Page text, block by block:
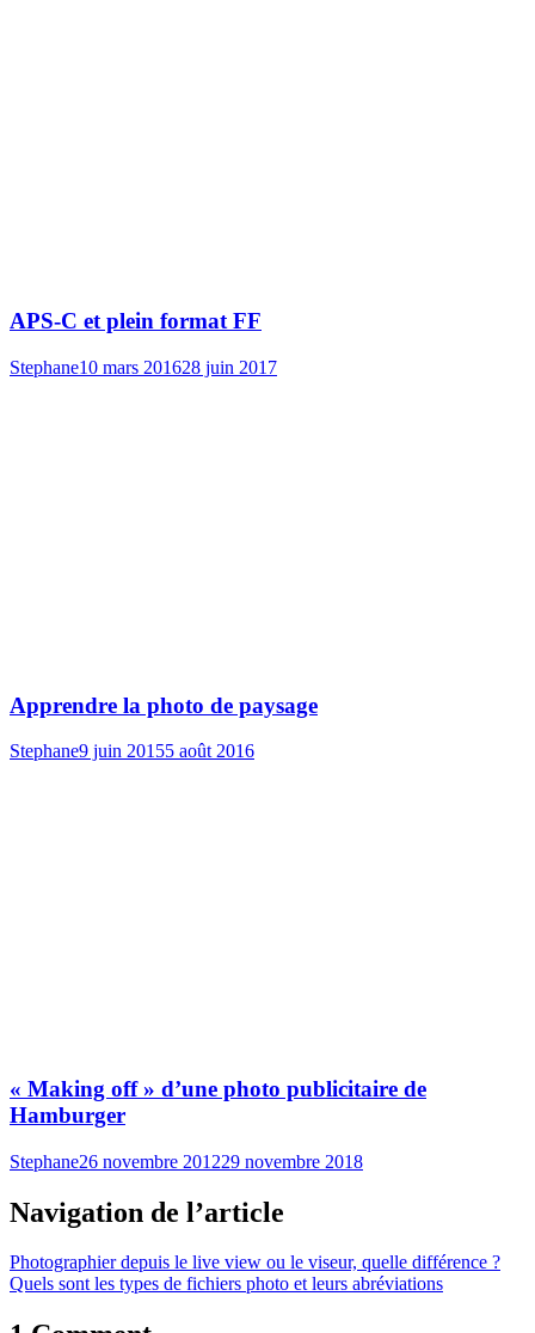
APS-C et plein format FF
Stephane10 mars 201628 juin 2017
Apprendre la photo de paysage
Stephane9 juin 20155 août 2016
« Making off » d’une photo publicitaire de
Hamburger
Stephane26 novembre 201229 novembre 2018
Navigation de l’article
Photographier depuis le live view ou le viseur, quelle différence ?
Quels sont les types de fichiers photo et leurs abréviations